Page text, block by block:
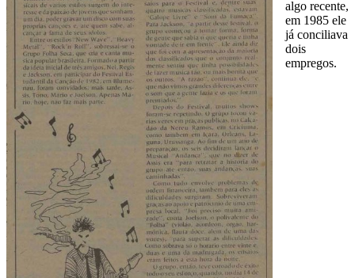
algo recente,
em 1985 ele
já conciliava
dois
empregos.